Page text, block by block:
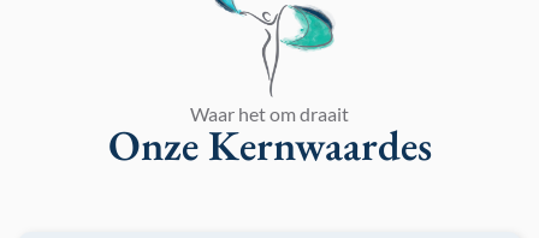
Waar het om draait
Onze Kernwaardes